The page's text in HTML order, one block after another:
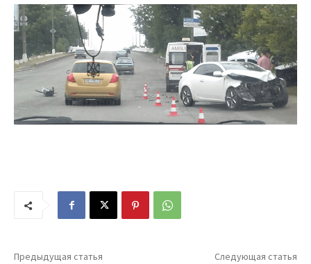
Предыдущая статья Следующая статья